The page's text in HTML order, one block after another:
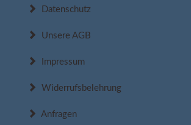
Datenschutz
Unsere AGB
Impressum
Widerrufsbelehrung
Anfragen